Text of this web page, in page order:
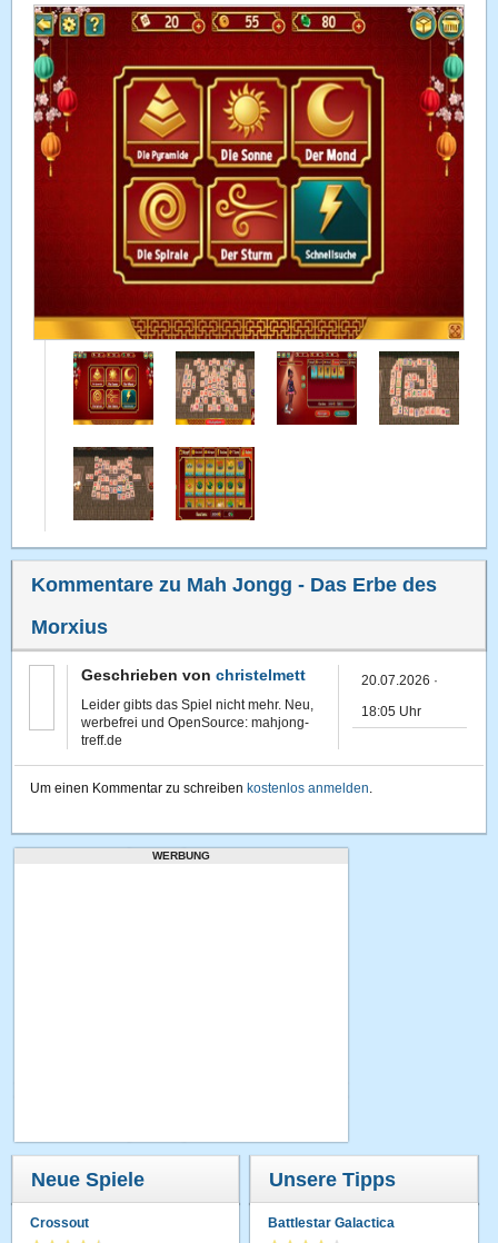
Kommentare zu Mah Jongg - Das Erbe des
Morxius
Geschrieben vonchristelmett
Leider gibts das Spiel nicht mehr. Neu,
werbefrei und OpenSource: mahjong-
treff.de
20.07.2026 ·
18:05 Uhr
Um einen Kommentar zu schreiben kostenlos anmelden.
WERBUNG
Neue Spiele
Crossout
Unsere Tipps
Battlestar Galactica